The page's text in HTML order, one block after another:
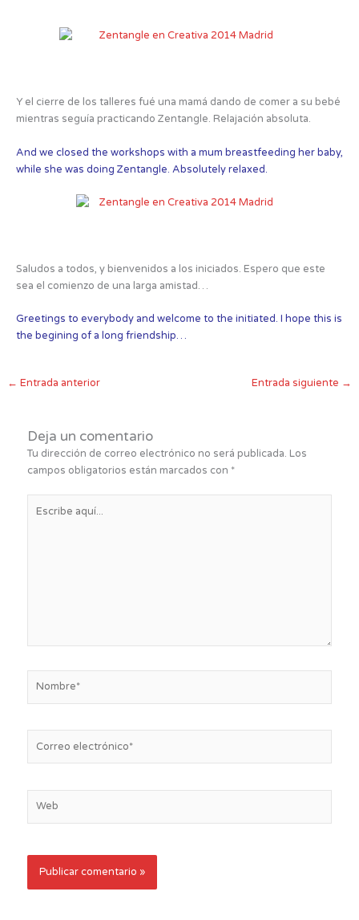
Y el cierre de los talleres fué una mamá dando de comer a su bebé
mientras seguía practicando Zentangle. Relajación absoluta.
And we closed the workshops with a mum breastfeeding her baby,
while she was doing Zentangle. Absolutely relaxed.
Saludos a todos, y bienvenidos a los iniciados. Espero que este
sea el comienzo de una larga amistad…
Greetings to everybody and welcome to the initiated. I hope this is
the begining of a long friendship…
← Entrada anterior Entrada siguiente →
Deja un comentario
Tu dirección de correo electrónico no será publicada. Los
campos obligatorios están marcados con *
aquí...
electrónico*